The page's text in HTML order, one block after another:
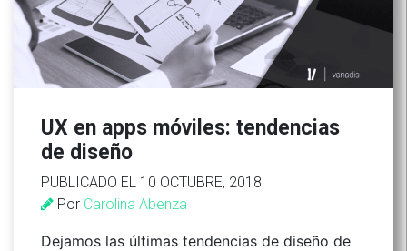
UX en apps móviles: tendencias
de diseño
PUBLICADO EL 10 OCTUBRE, 2018
Por Carolina Abenza
Dejamos las últimas tendencias de diseño de